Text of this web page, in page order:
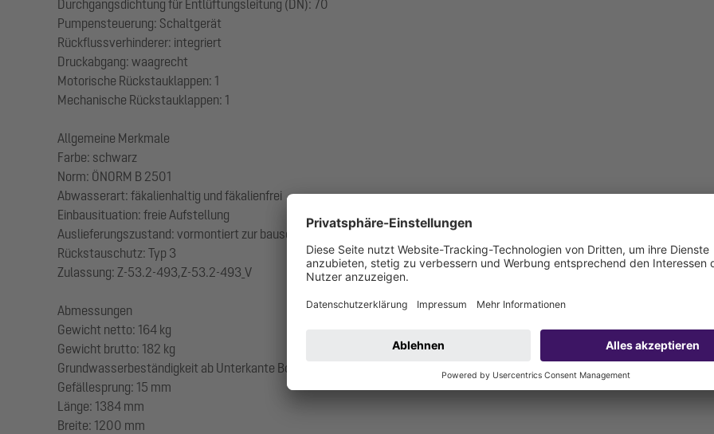
Durchgangsdichtung für Entlüftungsleitung (DN): 70
Pumpensteuerung: Schaltgerät
Rückflussverhinderer: integriert
Druckabgang: waagrecht
Motorische Rückstauklappen: 1
Mechanische Rückstauklappen: 1
Allgemeine Merkmale
Farbe: schwarz
Norm: ÖNORM B 2501
Abwasserart: fäkalienhaltig und fäkalienfrei
Einbausituation: freie Aufstellung
Auslieferungszustand: vormontiert zur bauseitigen Endmontage (Pumpen und Sensorik sind bauseits zu montieren sowie
Rückstauschutz: Typ 3
Zulassung: Z-53.2-493,Z-53.2-493_V
Abmessungen
Gewicht netto: 164 kg
Gewicht brutto: 182 kg
Grundwasserbeständigkeit ab Unterkante Bodenteil: 3000 mm
Gefällesprung: 15 mm
Länge: 1384 mm
Breite: 1200 mm